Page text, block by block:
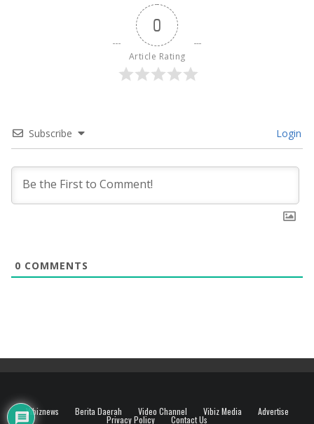
0
Article Rating
Subscribe Login
0 COMMENTS
Vibiznews Berita Daerah Video Channel Vibiz Media Advertise
Privacy Policy Contact Us